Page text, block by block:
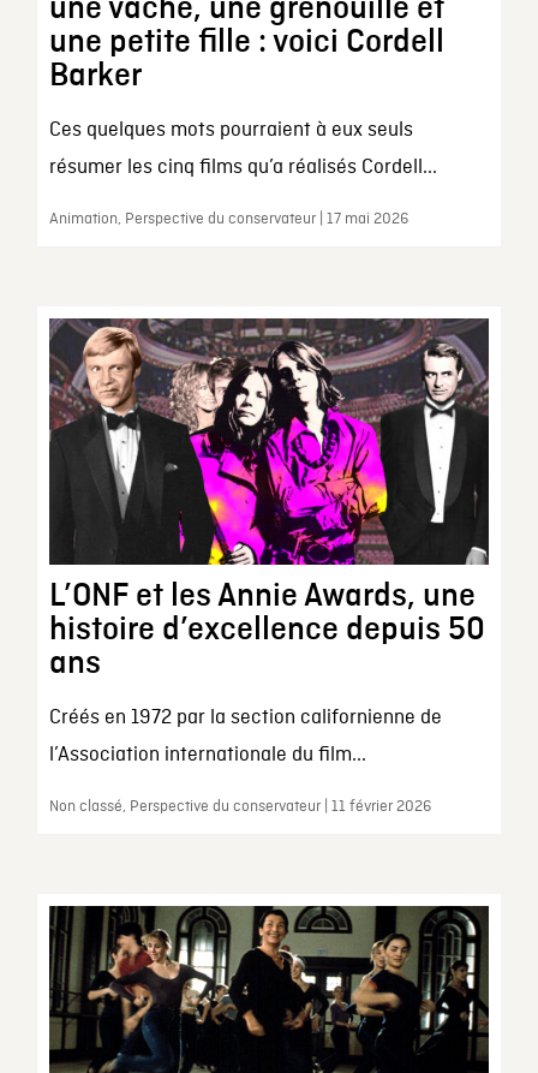
une vache, une grenouille et
une petite fille : voici Cordell
Barker
Ces quelques mots pourraient à eux seuls
résumer les cinq films qu’a réalisés Cordell...
Animation, Perspective du conservateur | 17 mai 2026
L’ONF et les Annie Awards, une
histoire d’excellence depuis 50
ans
Créés en 1972 par la section californienne de
l’Association internationale du film...
Non classé, Perspective du conservateur | 11 février 2026